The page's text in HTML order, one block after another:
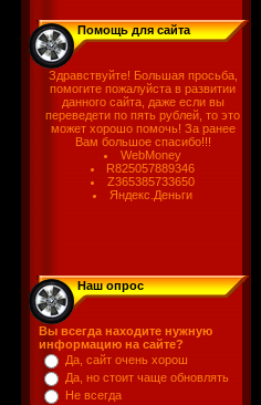
Помощь для сайта
Здравствуйте! Большая просьба,
помогите пожалуйста в развитии
данного сайта, даже если вы
переведети по пять рублей, то это
может хорошо помочь! За ранее
Вам большое спасибо!!!
WebMoney
R825057889346
Z365385733650
Яндекс.Деньги
Наш опрос
Вы всегда находите нужную
информацию на сайте?
Да, сайт очень хорош
Да, но стоит чаще обновлять
Не всегда